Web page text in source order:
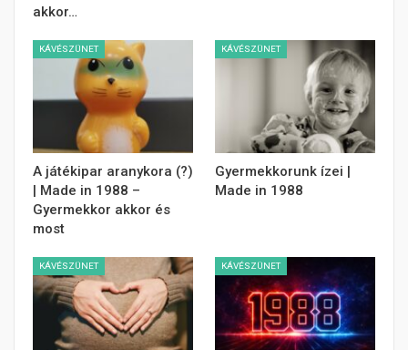
akkor…
KÁVÉSZÜNET
A játékipar aranykora (?)
| Made in 1988 –
Gyermekkor akkor és
most
KÁVÉSZÜNET
Gyermekkorunk ízei |
Made in 1988
KÁVÉSZÜNET KÁVÉSZÜNET